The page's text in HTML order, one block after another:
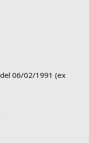
06/02/1991 (ex